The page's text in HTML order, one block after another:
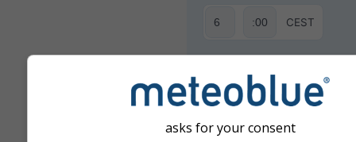
CEST
asks for your consent